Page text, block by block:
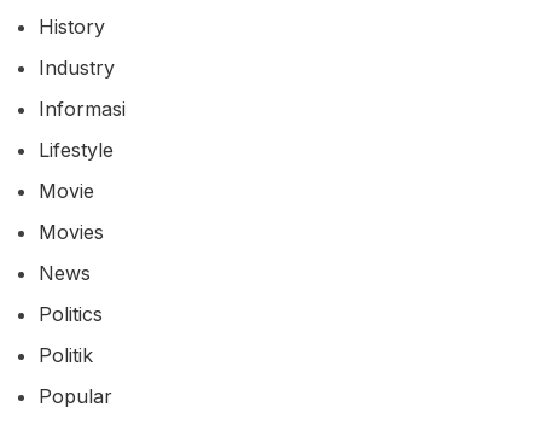
History
Industry
Informasi
Lifestyle
Movie
Movies
News
Politics
Politik
Popular